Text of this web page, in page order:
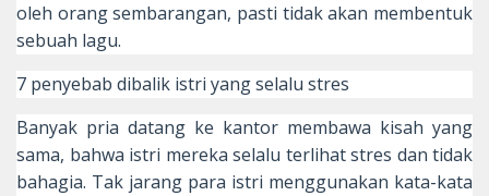
oleh orang sembarangan, pasti tidak akan membentuk
sebuah lagu.
7 penyebab dibalik istri yang selalu stres
Banyak pria datang ke kantor membawa kisah yang
sama, bahwa istri mereka selalu terlihat stres dan tidak
bahagia. Tak jarang para istri menggunakan kata-kata